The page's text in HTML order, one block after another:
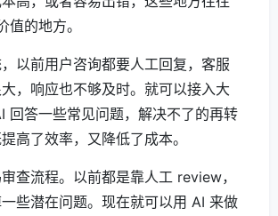
值的地方。
以前用户咨询都要人工回复，客服
，响应也不够及时。就可以接入大
回答一些常见问题，解决不了的再转
高了效率，又降低了成本。
查流程。以前都是靠人工 review，
些潜在问题。现在就可以用 AI 来做